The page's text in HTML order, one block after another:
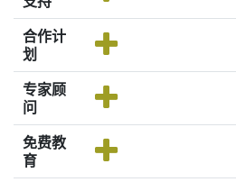
合作计
划
专家顾
问
免费教
育